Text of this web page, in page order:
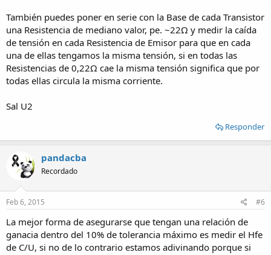
También puedes poner en serie con la Base de cada Transistor
una Resistencia de mediano valor, pe. ~22Ω y medir la caída
de tensión en cada Resistencia de Emisor para que en cada
una de ellas tengamos la misma tensión, si en todas las
Resistencias de 0,22Ω cae la misma tensión significa que por
todas ellas circula la misma corriente.
Sal U2
Responder
pandacba
Recordado
Feb 6, 2015 #6
La mejor forma de asegurarse que tengan una relación de
ganacia dentro del 10% de tolerancia máximo es medir el Hfe
de C/U, si no de lo contrario estamos adivinando porque si